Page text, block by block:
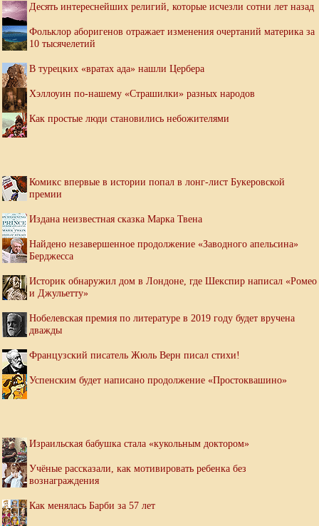
Десять интереснейших религий, которые исчезли сотни лет назад
Фольклор аборигенов отражает изменения очертаний материка за
10 тысячелетий
В турецких «вратах ада» нашли Цербера
Хэллоуин по-нашему «Страшилки» разных народов
Как простые люди становились небожителями
Комикс впервые в истории попал в лонг-лист Букеровской
премии
Издана неизвестная сказка Марка Твена
Найдено незавершенное продолжение «Заводного апельсина»
Берджесса
Историк обнаружил дом в Лондоне, где Шекспир написал «Ромео
и Джульетту»
Нобелевская премия по литературе в 2019 году будет вручена
дважды
Французский писатель Жюль Верн писал стихи!
Успенским будет написано продолжение «Простоквашино»
Израильская бабушка стала «кукольным доктором»
Учёные рассказали, как мотивировать ребенка без
вознаграждения
Как менялась Барби за 57 лет